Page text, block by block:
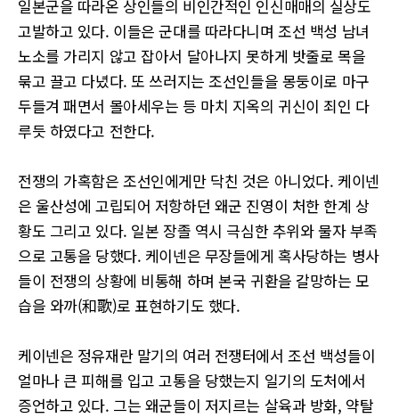
일본군을 따라온 상인들의 비인간적인 인신매매의 실상도
고발하고 있다. 이들은 군대를 따라다니며 조선 백성 남녀
노소를 가리지 않고 잡아서 달아나지 못하게 밧줄로 목을
묶고 끌고 다녔다. 또 쓰러지는 조선인들을 몽둥이로 마구
두들겨 패면서 몰아세우는 등 마치 지옥의 귀신이 죄인 다
루듯 하였다고 전한다.
전쟁의 가혹함은 조선인에게만 닥친 것은 아니었다. 케이넨
은 울산성에 고립되어 저항하던 왜군 진영이 처한 한계 상
황도 그리고 있다. 일본 장졸 역시 극심한 추위와 물자 부족
으로 고통을 당했다. 케이넨은 무장들에게 혹사당하는 병사
들이 전쟁의 상황에 비통해 하며 본국 귀환을 갈망하는 모
습을 와까(和歌)로 표현하기도 했다.
케이넨은 정유재란 말기의 여러 전쟁터에서 조선 백성들이
얼마나 큰 피해를 입고 고통을 당했는지 일기의 도처에서
증언하고 있다. 그는 왜군들이 저지르는 살육과 방화, 약탈